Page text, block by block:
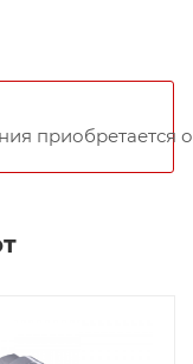
приобретается